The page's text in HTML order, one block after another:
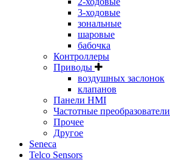
3-ходовые
зональные
шаровые
бабочка
Контроллеры
Приводы
воздушных заслонок
клапанов
Панели HMI
Частотные преобразователи
Прочее
Другое
Seneca
Telco Sensors